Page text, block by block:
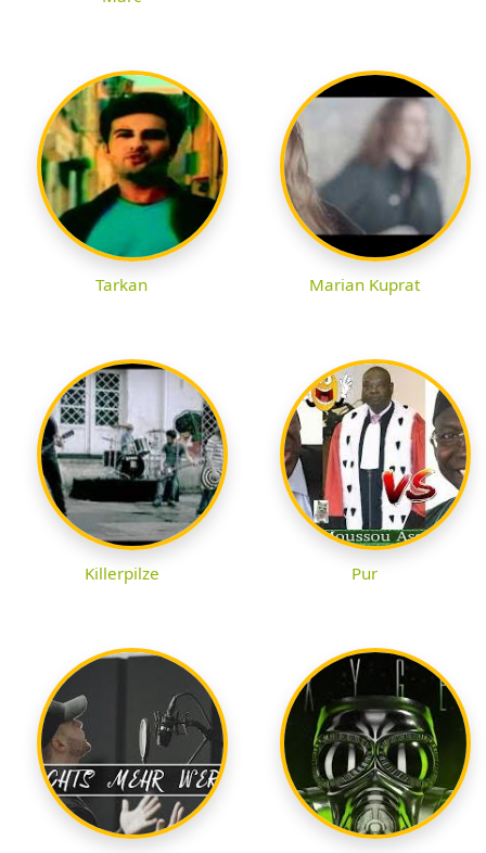
Tarkan Marian Kuprat
Killerpilze Pur